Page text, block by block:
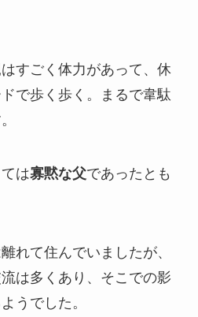
すごく体力があって、休
で歩く歩く。まるで韋駄
は寡黙な父であったとも
れて住んでいましたが、
は多くあり、そこでの影
うでした。